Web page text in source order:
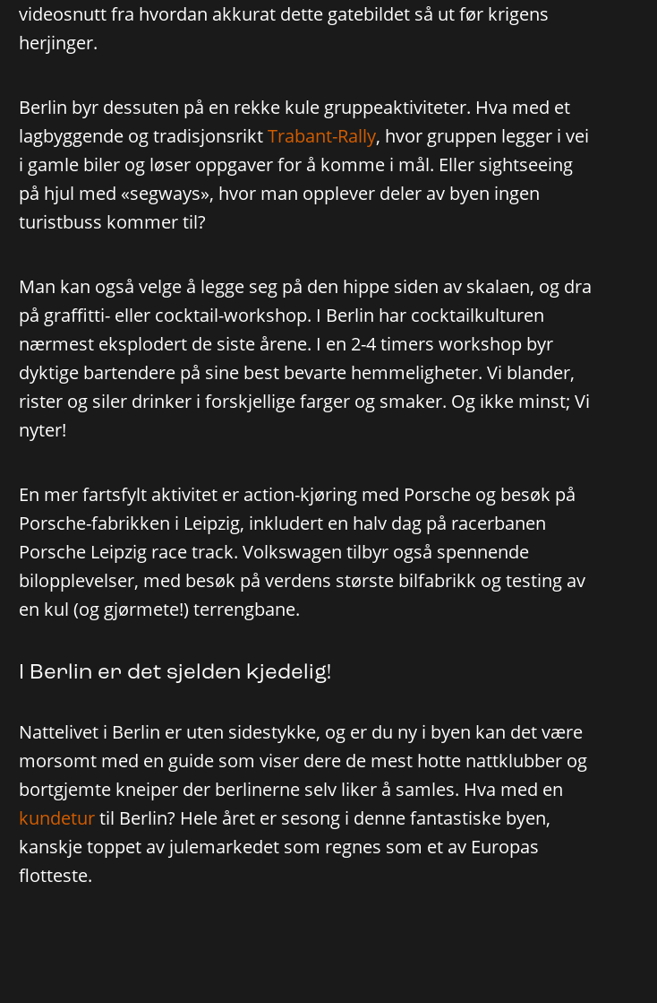
videosnutt fra hvordan akkurat dette gatebildet så ut før krigens
herjinger.
Berlin byr dessuten på en rekke kule gruppeaktiviteter. Hva med et
lagbyggende og tradisjonsriktTrabant-Rally, hvor gruppen legger i vei
i gamle biler og løser oppgaver for å komme i mål. Eller sightseeing
på hjul med «segways», hvor man opplever deler av byen ingen
turistbuss kommer til?
Man kan også velge å legge seg på den hippe siden av skalaen, og dra
på graffitti- eller cocktail-workshop. I Berlin har cocktailkulturen
nærmest eksplodert de siste årene. I en 2-4 timers workshop byr
dyktige bartendere på sine best bevarte hemmeligheter. Vi blander,
rister og siler drinker i forskjellige farger og smaker. Og ikke minst; Vi
nyter!
En mer fartsfylt aktivitet er action-kjøring med Porsche og besøk på
Porsche-fabrikken i Leipzig, inkludert en halv dag på racerbanen
Porsche Leipzig race track. Volkswagen tilbyr også spennende
bilopplevelser, med besøk på verdens største bilfabrikk og testing av
en kul (og gjørmete!) terrengbane.
I Berlin er det sjelden kjedelig!
Nattelivet i Berlin er uten sidestykke, og er du ny i byen kan det være
morsomt med en guide som viser dere de mest hotte nattklubber og
bortgjemte kneiper der berlinerne selv liker å samles. Hva med en
kundeturtil Berlin? Hele året er sesong i denne fantastiske byen,
kanskje toppet av julemarkedet som regnes som et av Europas
flotteste.